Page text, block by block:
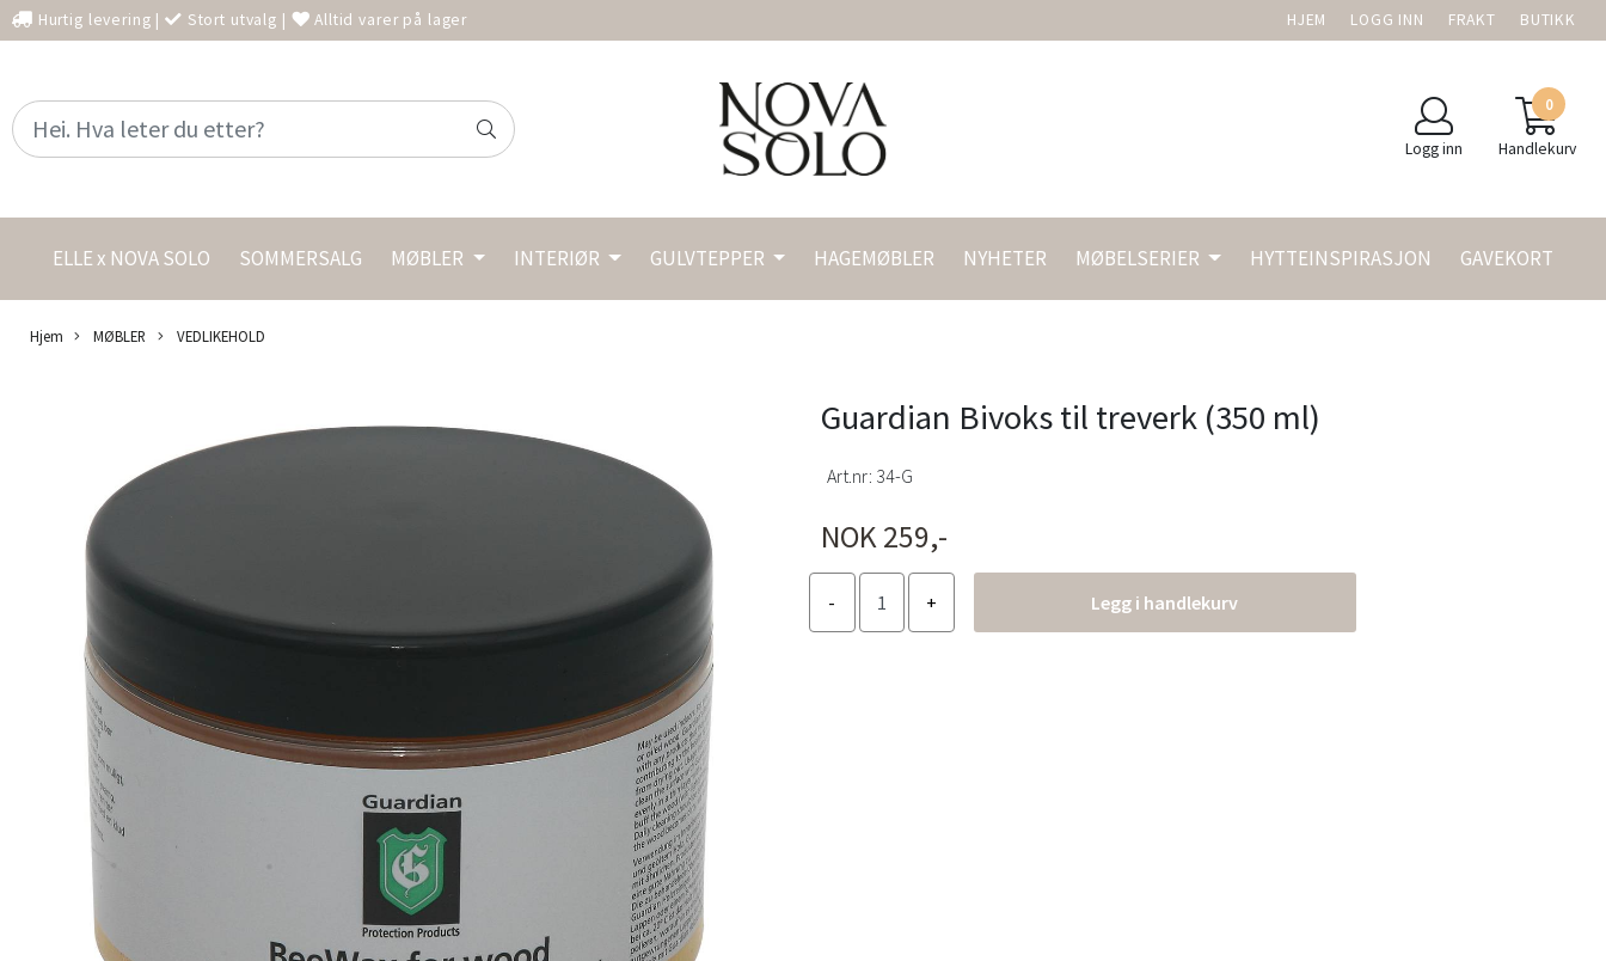
Hurtig levering | Stort utvalg | Alltid varer på lager HJEM LOGG INN FRAKT BUTIKK
Logg inn
0
Handlekurv
ELLE x NOVA SOLO SOMMERSALG MØBLER INTERIØR GULVTEPPER HAGEMØBLER NYHETER MØBELSERIER HYTTEINSPIRASJON GAVEKORT
Hjem MØBLER VEDLIKEHOLD
Guardian Bivoks til treverk (350 ml)
Art.nr: 34-G
NOK 259,-
Legg i handlekurv